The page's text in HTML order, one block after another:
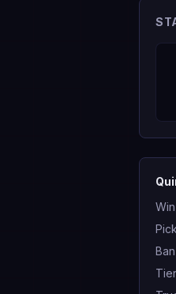
Tier